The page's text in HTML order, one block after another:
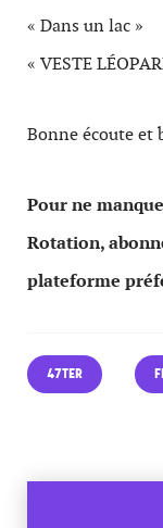
« Dans un lac »
« VESTE
Bonne écoute et
Pour ne
Rotation,
plateforme
47TER